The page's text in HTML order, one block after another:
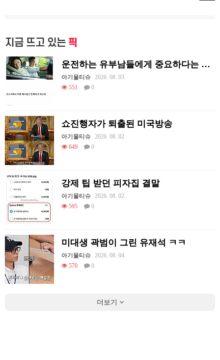
지금 뜨고 있는 픽
운전하는 유부남들에게 중요하다는 조수석 매너
아기물티슈
2026. 08. 03.
551
0
쇼진행자가 퇴출된 미국방송
아기물티슈
2026. 08. 02.
649
0
강제 팁 받던 피자집 결말
아기물티슈
2026. 08. 02.
595
0
미대생 곽범이 그린 유재석 ㅋㅋ
아기물티슈
2026. 08. 04.
570
0
더보기